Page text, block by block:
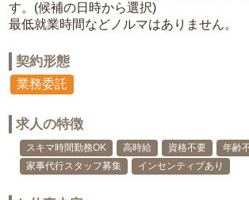
す。(候補の日時から選択)
最低就業時間などノルマはありません。
契約形態
業務委託
求人の特徴
スキマ時間勤務OK 高時給 資格不要 年齢
家事代行スタッフ募集
インセンティブあり